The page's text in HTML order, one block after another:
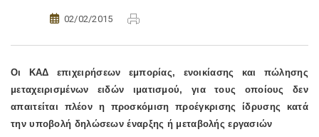
02/02/2015
Οι ΚΑΔ επιχειρήσεων εμπορίας, ενοικίασης και πώλησης
μεταχειρισμένων ειδών ιματισμού, για τους οποίους δεν
απαιτείται πλέον η προσκόμιση προέγκρισης ίδρυσης κατά
την υποβολή δηλώσεων έναρξης ή μεταβολής εργασιών